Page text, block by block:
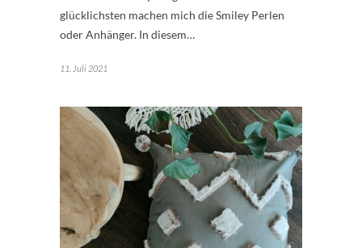
glücklichsten machen mich die Smiley Perlen
oder Anhänger. In diesem…
11. Juli 2021